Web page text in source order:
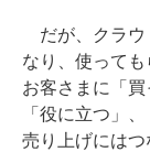
だが、クラウ
なり、使っても
お客さまに「
「役に立つ」
売り上げには